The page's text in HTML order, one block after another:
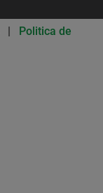
| Politica de